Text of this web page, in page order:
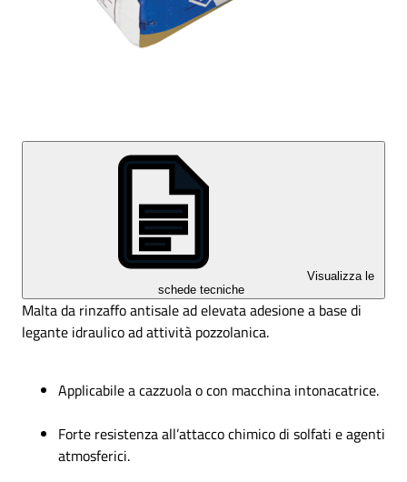
Visualizza le
schede tecniche
Malta da rinzaffo antisale ad elevata adesione a base di
legante idraulico ad attività pozzolanica.
Applicabile a cazzuola o con macchina intonacatrice.
Forte resistenza all’attacco chimico di solfati e agenti
atmosferici.